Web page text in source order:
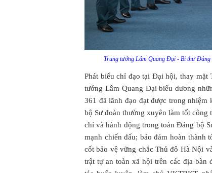
Trung tướng Lâm Quang Đại - Bí thư Đảng
Phát biểu chỉ đạo tại Đại hội, thay
tướng Lâm Quang Đại biểu dương
361 đã lãnh đạo đạt được trong
bộ Sư đoàn thường xuyên làm tốt
chí và hành động trong toàn Đảng bộ
mạnh chiến đấu; bảo đảm hoàn thành
cốt bảo vệ vững chắc Thủ đô Hà Nội
trật tự an toàn xã hội trên các địa bàn